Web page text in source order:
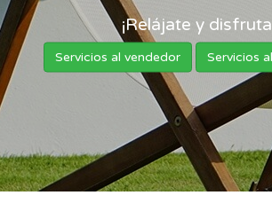
¡Relájate y
Servicios al vendedor Servicios